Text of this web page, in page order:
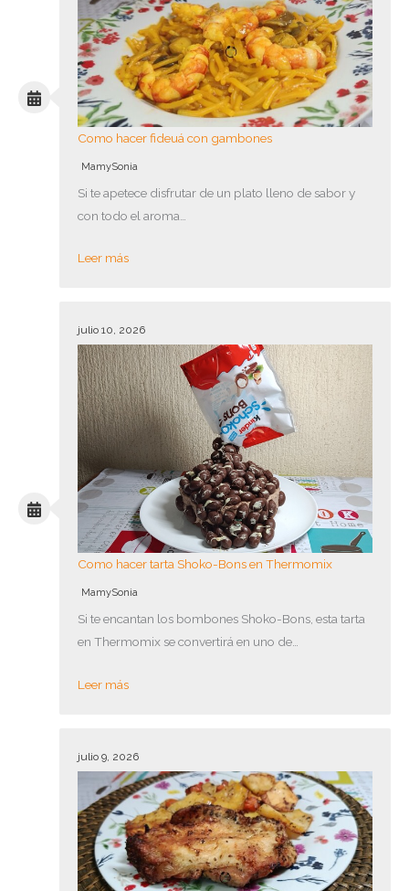
Como hacer fideuá con gambones
MamySonia
Si te apetece disfrutar de un plato lleno de sabor y
con todo el aroma…
Leer más
julio 10, 2026
Como hacer tarta Shoko-Bons en Thermomix
MamySonia
Si te encantan los bombones Shoko-Bons, esta tarta
en Thermomix se convertirá en uno de…
Leer más
julio 9, 2026